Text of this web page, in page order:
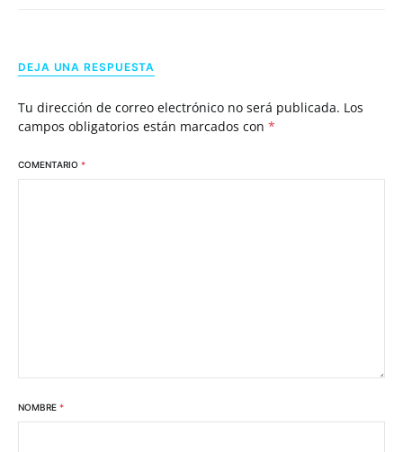
DEJA UNA RESPUESTA
Tu dirección de correo electrónico no será publicada. Los
campos obligatorios están marcados con *
COMENTARIO *
NOMBRE *